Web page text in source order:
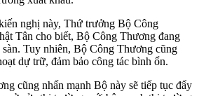
nghị này, Thứ trưởng Bộ Công
Tân cho biết, Bộ Công Thương đang
Tuy nhiên, Bộ Công Thương cũng
dự trữ, đảm bảo công tác bình ổn.
cũng nhấn mạnh Bộ này sẽ tiếp tục đẩy